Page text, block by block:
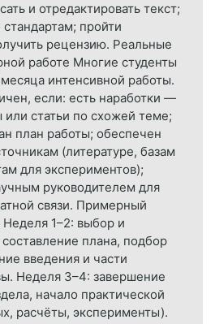
и отредактировать текст;
пройти
рецензию. Реальные
работе Многие студенты
интенсивной работы.
если: есть наработки —
статьи по схожей теме;
план работы; обеспечен
(литературе, базам
для экспериментов);
руководителем для
связи. Примерный
1–2: выбор и
плана, подбор
введения и части
Неделя 3–4: завершение
начало практической
расчёты, эксперименты).